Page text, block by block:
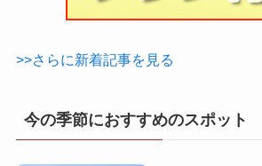
>>さらに新着記事を見る
今の季節におすすめのスポット